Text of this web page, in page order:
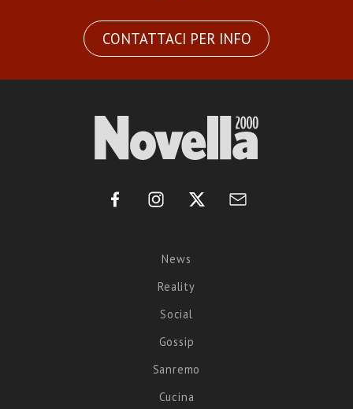
CONTATTACI PER INFO
News
Reality
Social
Gossip
Sanremo
Cucina